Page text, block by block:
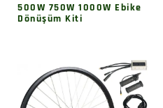
500W 750W 1000W Ebike
Dönüşüm Kiti